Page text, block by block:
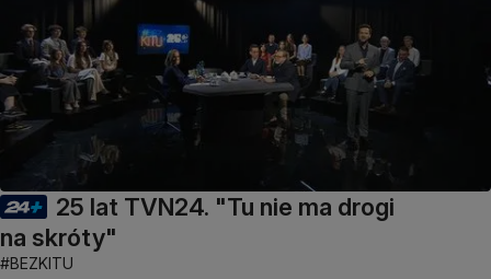
25 lat TVN24. "Tu nie ma drogi
na skróty"
#BEZKITU